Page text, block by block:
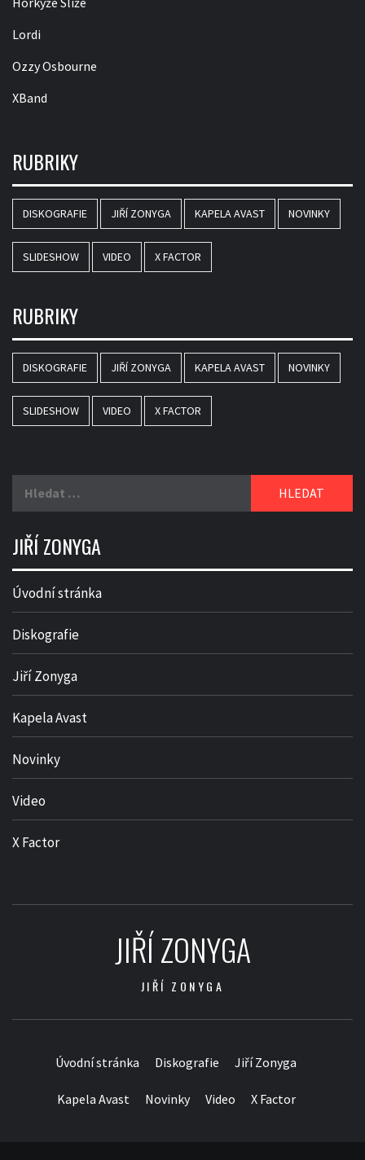
Lordi
Ozzy Osbourne
XBand
RUBRIKY
DISKOGRAFIE JIŘÍ ZONYGA KAPELA AVAST NOVINKY
SLIDESHOW VIDEO X FACTOR
RUBRIKY
DISKOGRAFIE JIŘÍ ZONYGA KAPELA AVAST NOVINKY
SLIDESHOW VIDEO X FACTOR
JIŘÍ ZONYGA
Úvodní stránka
Diskografie
Jiří Zonyga
Kapela Avast
Novinky
Video
X Factor
JIŘÍ ZONYGA
JIŘÍ ZONYGA
Úvodní stránka Diskografie Jiří Zonyga
Kapela Avast Novinky Video X Factor